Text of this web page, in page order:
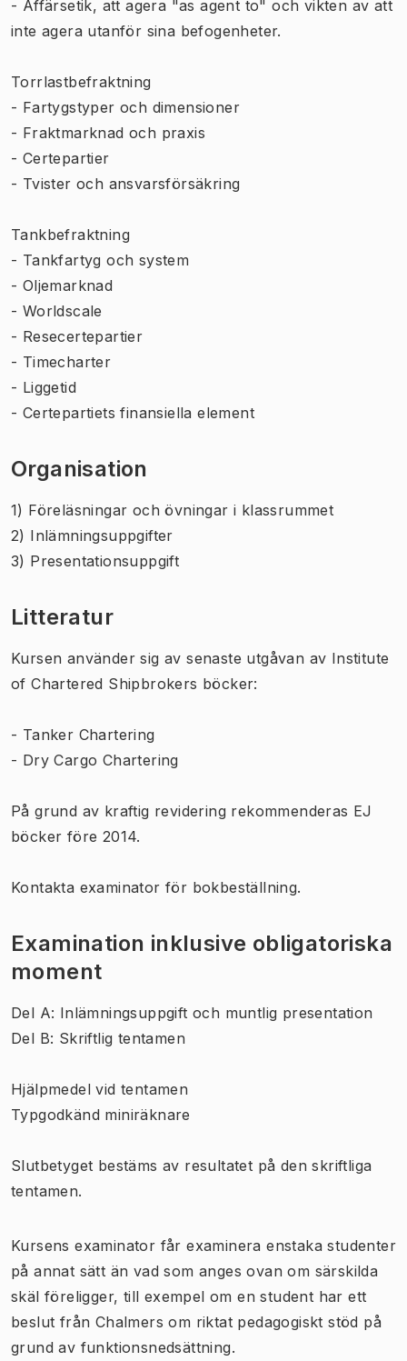
- Affärsetik, att agera "as agent to" och vikten av att
inte agera utanför sina befogenheter.
Torrlastbefraktning
- Fartygstyper och dimensioner
- Fraktmarknad och praxis
- Certepartier
- Tvister och ansvarsförsäkring
Tankbefraktning
- Tankfartyg och system
- Oljemarknad
- Worldscale
- Resecertepartier
- Timecharter
- Liggetid
- Certepartiets finansiella element
Organisation
1) Föreläsningar och övningar i klassrummet
2) Inlämningsuppgifter
3) Presentationsuppgift
Litteratur
Kursen använder sig avsenaste utgåvan av Institute
of Chartered Shipbrokers böcker:
- Tanker Chartering
- Dry Cargo Chartering
På grund av kraftig revidering rekommenderas EJ
böcker före 2014.
Kontakta examinator för bokbeställning.
Examination inklusive obligatoriska
moment
Del A: Inlämningsuppgift och muntlig presentation
Del B: Skriftlig tentamen
Hjälpmedel vid tentamen
Typgodkänd miniräknare
Slutbetyget bestäms av resultatet på den skriftliga
tentamen.
Kursens examinator får examinera enstaka studenter
på annat sätt än vad som anges ovan om särskilda
skäl föreligger, till exempel om en student har ett
beslut från Chalmers om riktat pedagogiskt stöd på
grund av funktionsnedsättning.